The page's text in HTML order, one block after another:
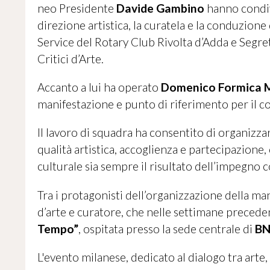
neo Presidente Davide Gambino hanno
direzione artistica, la curatela e la
Service del Rotary Club Rivolta d’Adda e
Critici d’Arte.
Accanto a lui ha operato Domenico Formica
manifestazione e punto di riferimento per il
Il lavoro di squadra ha consentito di
qualità artistica, accoglienza e
culturale sia sempre il risultato dell’impegno
Tra i protagonisti dell’organizzazione della
d’arte e curatore, che nelle settimane
Tempo” , ospitata presso la sede centrale di
L'evento milanese, dedicato al dialogo tra